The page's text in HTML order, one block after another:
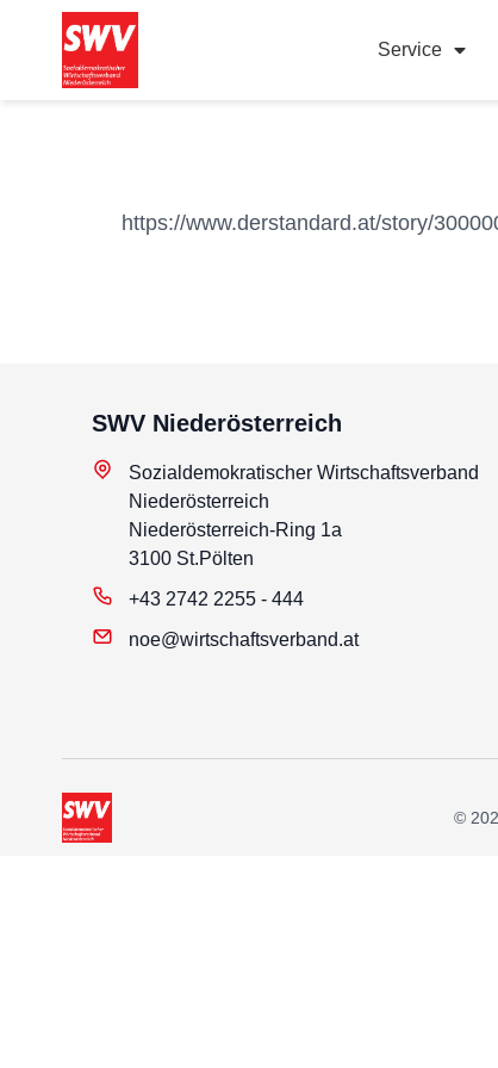
Service
https://www.derstandard.at/story/
SWV Niederösterreich
Sozialdemokratischer Wirtschaftsverband
Niederösterreich
Niederösterreich-Ring 1a
3100 St.Pölten
+43 2742 2255 - 444
noe@wirtschaftsverband.at
©